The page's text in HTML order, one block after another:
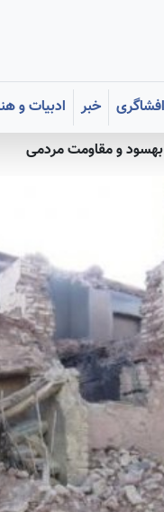
افشاگری خبر ادبیات و
و مقاومت مردمی